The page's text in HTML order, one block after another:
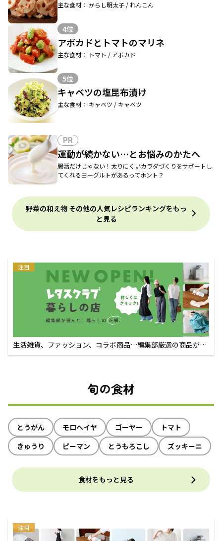
主な食材： からし明太子 / れんこん
4位
アボカドとトマトのマリネ
主な食材： トマト / アボカド
5位
キャベツの塩昆布漬け
主な食材： キャベツ / キャベツ
PR
運動が続かない…とお悩みのかたへ
腸活だけじゃない！太りにくいカラダづくりをサポートし
てくれるヨーグルトがあるってホント？
野菜の和え物 その他の人気レシピランキングをもっ
と見る
注目
生活雑貨、ファッション、コラボ商品…編集部厳選の商品が買
えるECサイト
旬の食材
とうがん モロヘイヤ ゴーヤー
トマト
きゅうり
ピーマン とうもろこし ズッキーニ
食材をもっと見る
注目